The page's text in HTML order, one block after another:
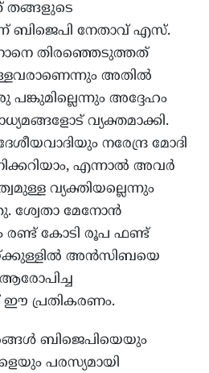
തങ്ങളുടെ
ബിജെപി നേതാവ് എസ്.
തിരഞ്ഞെടുത്തത്
അതിൽ
അദ്ദേഹം
വ്യക്തമാക്കി.
നരേന്ദ്ര മോദി
എന്നാൽ അവർ
വ്യക്തിയല്ലെന്നും
ശ്വേതാ മേനോൻ
രണ്ട് കോടി രൂപ ഫണ്ട്
അൻസിബയെ
ഈ പ്രതികരണം.
ബിജെപിയെയും
പരസ്യമായി